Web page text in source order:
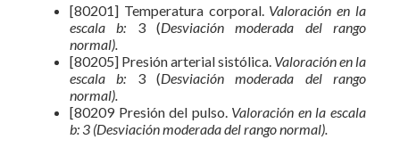
[80201] Temperatura corporal. Valoración en la
escala b: 3 (Desviación moderada del rango
normal).
[80205] Presión arterial sistólica. Valoración en la
escala b: 3 (Desviación moderada del rango
normal).
[80209 Presión del pulso. Valoración en la escala
b: 3 (Desviación moderada del rango normal).